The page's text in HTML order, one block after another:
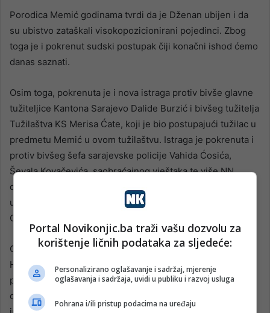
Porodica Memić godinama tvrdi da je Dženan ubijen i da
su ubistvo zataškali visokopozicionirani pojedinci. Zbog
toga je i pokrenut sudski postupak čiji konačni ishod ćemo
danas saznati.
Osim toga, pokrenuta je i nova istraga protiv bivše glavne
tužiteljice Kantona Sarajevo Dalide Burzić i bivšeg tužitelja
Tužilaštva KS Merisa Ćate, koji je bio postupajući tužilac u
predmetu Memić u ovom tužilaštvu. Istraga je pokrenuta i
protiv bivšeg šefa sarajevske policije Vahida Ćosića,
Ševala Kovačevića, saobraćajnog vještaka te više NN
osoba. Protiv navedenih se vodi istraga za krivično djelo
ubistvo i pomaganje počinitelju nakon krivičnog djela.
Optužnica do danas nije podignuta.
Ovaj slučaj je duboko potresao i javnost u Bosni i
Hercegovini pa je tako veliki broj građana uvijek pružao
podršku porodici na brojnim protestima koje su
organizovali u Sarajevu, ali i drugim dijelovima BiH. Veliko
Portal Novikonjic.ba traži vašu dozvolu za
korištenje ličnih podataka za sljedeće:
Personalizirano oglašavanje i sadržaj, mjerenje
oglašavanja i sadržaja, uvidi u publiku i razvoj usluga
Pohrana i/ili pristup podacima na uređaju